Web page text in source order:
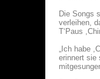
Die Songs
verleihen,
T‘Paus
„Ich habe
erinnert sie